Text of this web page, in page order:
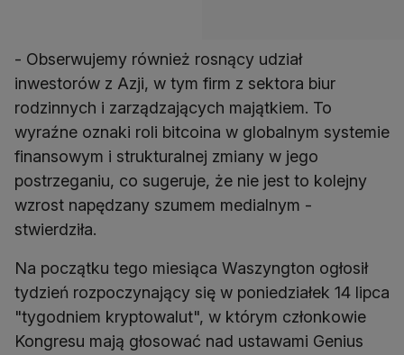
- Obserwujemy również rosnący udział
inwestorów z Azji, w tym firm z sektora biur
rodzinnych i zarządzających majątkiem. To
wyraźne oznaki roli bitcoina w globalnym systemie
finansowym i strukturalnej zmiany w jego
postrzeganiu, co sugeruje, że nie jest to kolejny
wzrost napędzany szumem medialnym -
stwierdziła.
Na początku tego miesiąca Waszyngton ogłosił
tydzień rozpoczynający się w poniedziałek 14 lipca
"tygodniem kryptowalut", w którym członkowie
Kongresu mają głosować nad ustawami Genius